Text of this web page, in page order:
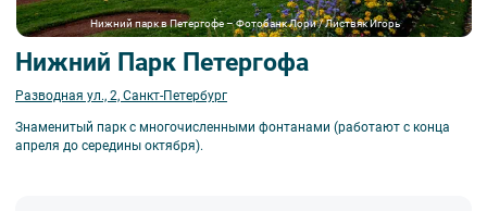
Нижний парк в Петергофе – Фотобанк Лори / Листвяк Игорь
Нижний Парк Петергофа
Разводная ул., 2, Санкт-Петербург
Знаменитый парк с многочисленными фонтанами (работают с конца
апреля до середины октября).